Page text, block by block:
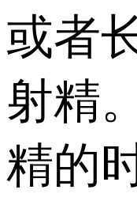
或者
射精
精的